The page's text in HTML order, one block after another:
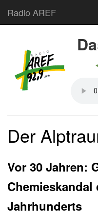
Radio AREF
Der
Vor 30 Jahren:
Chemieskandal
Jahrhunderts